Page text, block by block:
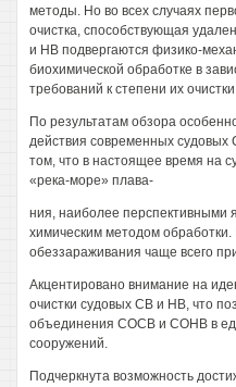
методы. Но во всех случаях
очистка, способствующая
и НВ подвергаются физико-
биохимической обработке в
требований к степени их
По результатам обзора
действия современных
том, что в настоящее время на
«река-море» плава-
ния, наиболее
химическим методом обработки.
обеззараживания чаще всего
Акцентировано внимание на
очистки судовых СВ и HB, что
объединения СОСВ и СОНВ в
сооружений.
Подчеркнута возможность